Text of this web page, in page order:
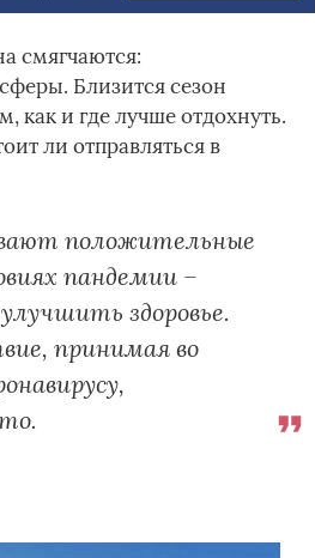
смягчаются:
Близится сезон
как и где лучше отдохнуть.
ли отправляться в
положительные
пандемии –
здоровье.
принимая во